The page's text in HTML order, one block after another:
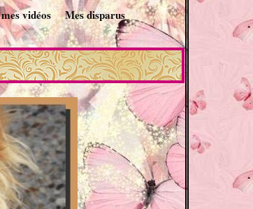
mes vidéos Mes disparus